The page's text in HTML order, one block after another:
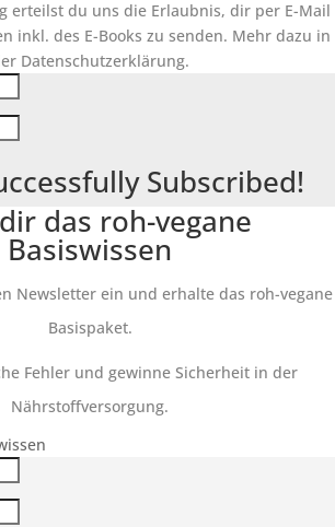
erteilst du uns die Erlaubnis, dir per E-Mail
inkl. des E-Books zu senden. Mehr dazu in
Datenschutzerklärung.
Subscribed!
das roh-vegane
Basiswissen
Newsletter ein und erhalte das roh-vegane
Basispaket.
Fehler und gewinne Sicherheit in der
Nährstoffversorgung.